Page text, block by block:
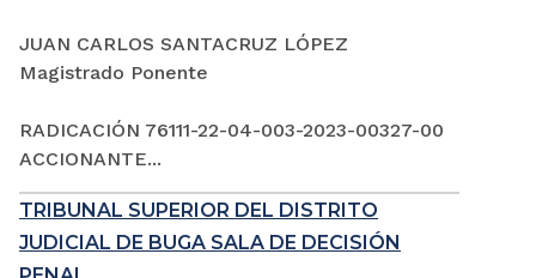
JUAN CARLOS SANTACRUZ LÓPEZ
Magistrado Ponente
RADICACIÓN 76111-22-04-003-2023-00327-00
ACCIONANTE...
TRIBUNAL SUPERIOR DEL DISTRITO
JUDICIAL DE BUGA SALA DE DECISIÓN